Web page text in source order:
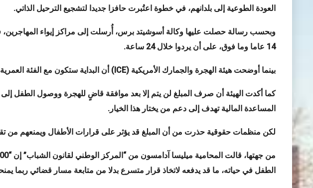
العودة الطوعية إلى بلدانهم، في خطوة اعتُبرت حافزا جديدا لتشجيع الترحيل الذاتي.
وبحسب رسالة حصلت عليها وكالة أسوشيتد برس، أُرسلت إلى مراكز إيواء
14 عاما وما فوق، على أن يردوا خلال 24 ساعة
.
بينما أوضحت هيئة الهجرة والجمارك الأمريكية (ICE) أن البداية ستكون مع الفئة العمرية 17
كما أكدت الهيئة أن صرف المبلغ لن يتم إلا بعد موافقة قاضٍ للهجرة ووصول الطفل
المساعدة المالية تهدف إلى دعم من يختار هذا الخيار .
لكن منظمات حقوقية حذرت من أن المبلغ قد يؤثر على قرارات الأطفال ويمنعهم من
الطفل في حياته، ما قد يدفعه لاتخاذ قرار متسرع بدلا من متابعة مسار قضائي ربما